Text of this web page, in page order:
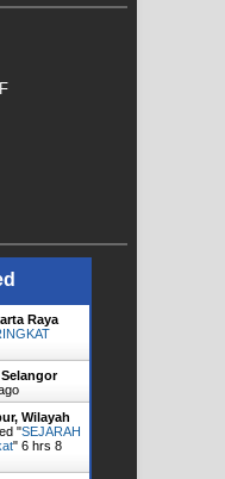
Raya
Wilayah
"SEJARAH
" 6 hrs 8